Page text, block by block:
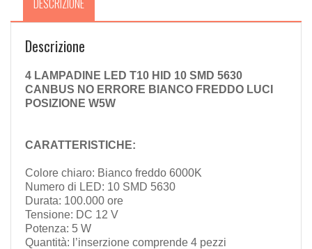
DESCRIZIONE
Descrizione
4 LAMPADINE LED T10 HID 10 SMD 5630
CANBUS NO ERRORE BIANCO FREDDO LUCI
POSIZIONE W5W
CARATTERISTICHE:
Colore chiaro: Bianco freddo 6000K
Numero di LED: 10 SMD 5630
Durata: 100.000 ore
Tensione: DC 12 V
Potenza: 5 W
Quantità: l’inserzione comprende 4 pezzi